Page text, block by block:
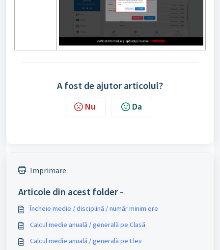
A fost de ajutor articolul?
Nu Da
Imprimare
Articole din acest folder -
Încheie medie / disciplină / număr minim ore
Calcul medie anuală / generală pe Clasă
Calcul medie anuală / generală pe Elev